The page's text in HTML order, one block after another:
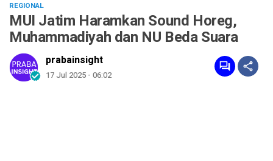
REGIONAL
MUI Jatim Haramkan Sound Horeg,
Muhammadiyah dan NU Beda Suara
prabainsight
17 Jul 2025 - 06:02